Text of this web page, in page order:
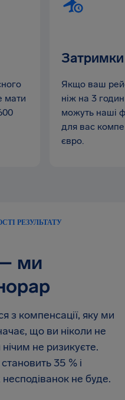
мати
Затримки
Якщо ваш
ніж на 3
можуть наші
для вас
євро.
РЕЗУЛЬТАТУ
ми
з компенсації, яку ми
що ви ніколи не
не ризикуєте.
35 % і
не буде.